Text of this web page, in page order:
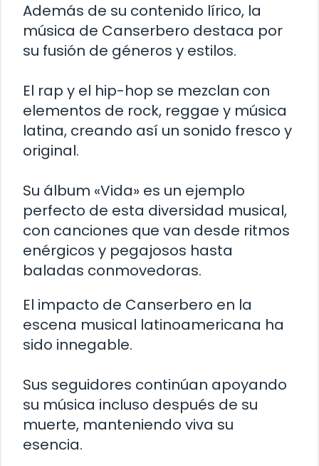
Además de su contenido lírico, la
música de Canserbero destaca por
su fusión de géneros y estilos.
El rap y el hip-hop se mezclan con
elementos de rock, reggae y música
latina, creando así un sonido fresco y
original.
Su álbum «Vida» es un ejemplo
perfecto de esta diversidad musical,
con canciones que van desde ritmos
enérgicos y pegajosos hasta
baladas conmovedoras.
El impacto de Canserbero en la
escena musical latinoamericana ha
sido innegable.
Sus seguidores continúan apoyando
su música incluso después de su
muerte, manteniendo viva su
esencia.